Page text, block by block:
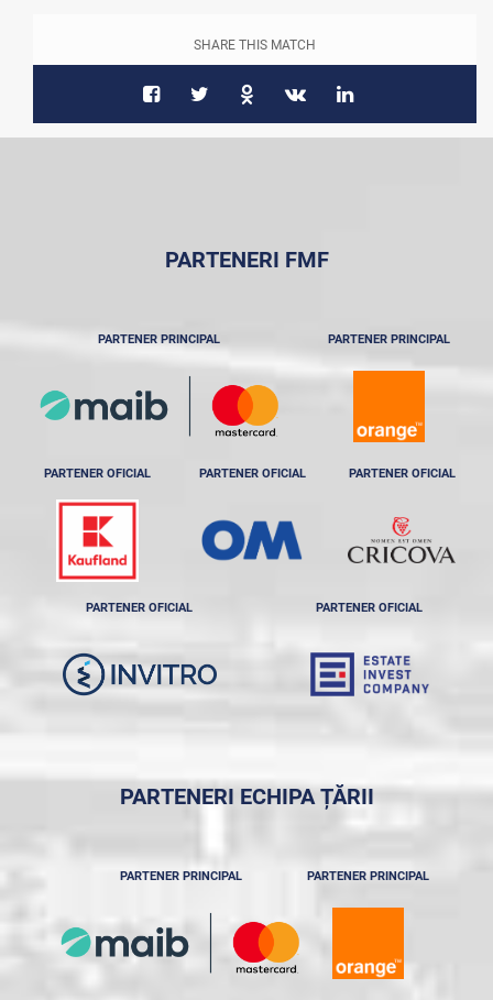
SHARE THIS MATCH
PARTENERI FMF
PARTENER PRINCIPAL PARTENER PRINCIPAL
PARTENER OFICIAL PARTENER OFICIAL PARTENER OFICIAL
PARTENER OFICIAL PARTENER OFICIAL
PARTENERI ECHIPA ȚĂRII
PARTENER PRINCIPAL PARTENER PRINCIPAL